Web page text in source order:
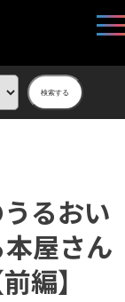
検索する
るおい
屋さん
編】